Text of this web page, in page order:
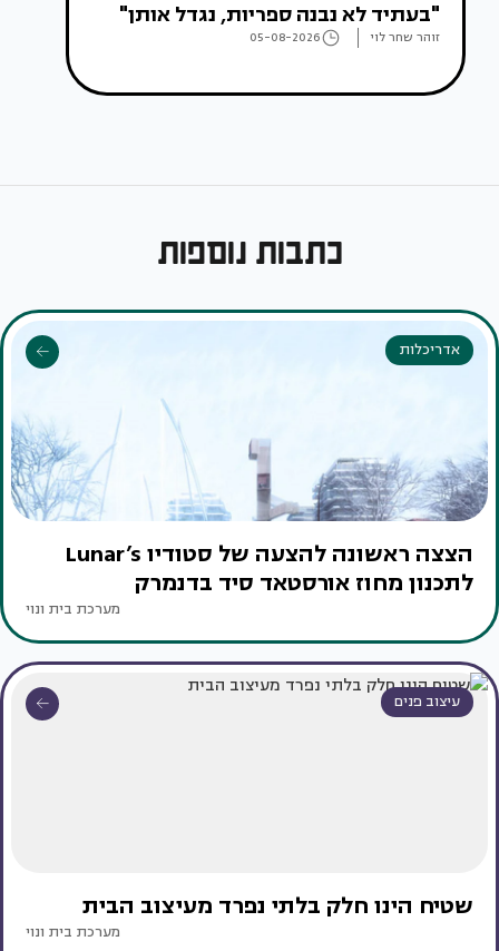
"בעתיד לא נבנה ספריות, נגדל אותן"
זוהר שחר לוי 05-08-2026
כתבות נוספות
אדריכלות
הצצה ראשונה להצעה של סטודיו Lunar’s
לתכנון מחוז אורסטאד סיד בדנמרק
מערכת בית ונוי
עיצוב פנים
שטיח הינו חלק בלתי נפרד מעיצוב הבית
מערכת בית ונוי